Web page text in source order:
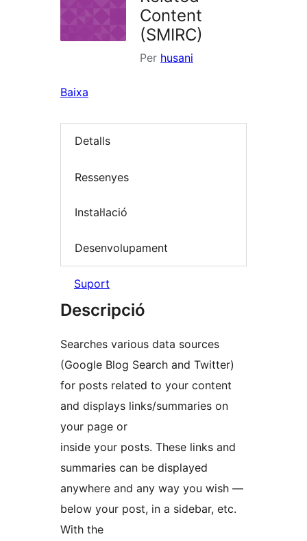
Content
(SMIRC)
Per husani
Baixa
Detalls
Ressenyes
Instal·lació
Desenvolupament
Suport
Descripció
Searches various data sources
(Google Blog Search and Twitter)
for posts related to your content
and displays links/summaries on
your page or
inside your posts. These links and
summaries can be displayed
anywhere and any way you wish —
below your post, in a sidebar, etc.
With the